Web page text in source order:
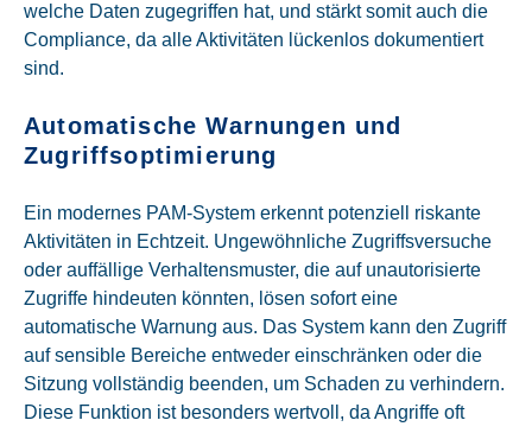
welche Daten zugegriffen hat, und stärkt somit auch die
Compliance, da alle Aktivitäten lückenlos dokumentiert
sind.
Automatische Warnungen und
Zugriffsoptimierung
Ein modernes PAM-System erkennt potenziell riskante
Aktivitäten in Echtzeit. Ungewöhnliche Zugriffsversuche
oder auffällige Verhaltensmuster, die auf unautorisierte
Zugriffe hindeuten könnten, lösen sofort eine
automatische Warnung aus. Das System kann den Zugriff
auf sensible Bereiche entweder einschränken oder die
Sitzung vollständig beenden, um Schaden zu verhindern.
Diese Funktion ist besonders wertvoll, da Angriffe oft